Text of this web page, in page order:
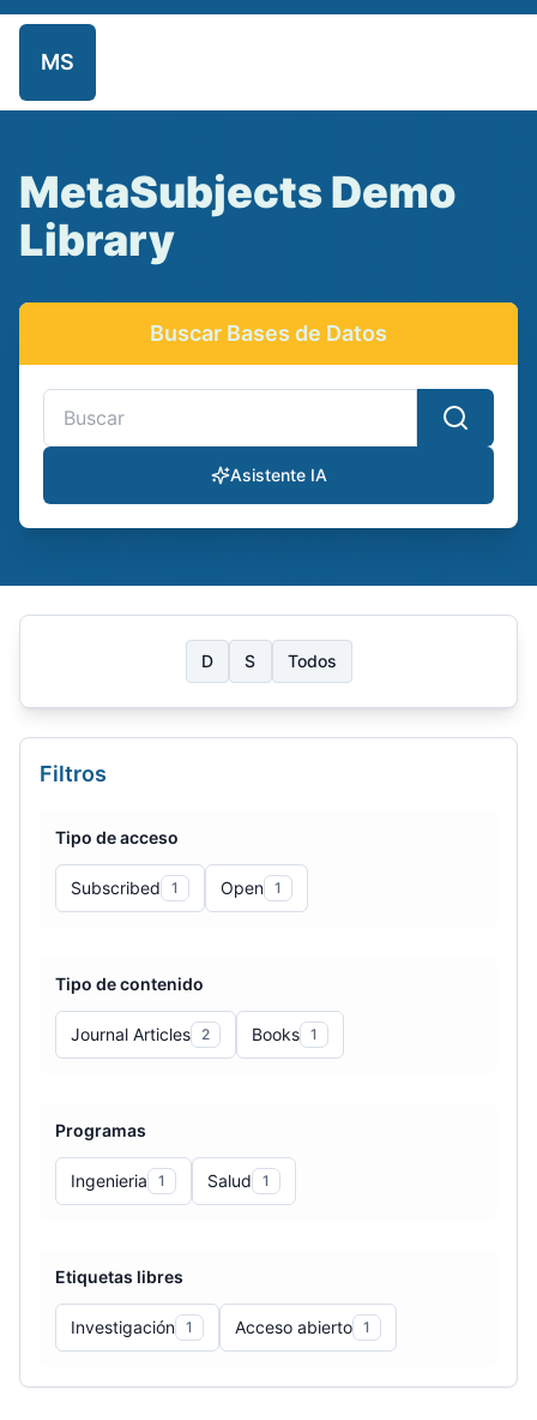
MS
Inicio Repositorio Admin
MetaSubjects Demo
Library
Buscar Bases de Datos
Buscar bases de datos y recursos electrónicos
Asistente IA
D S Todos
Filtros
Tipo de acceso
Subscribed 1 Open 1
Tipo de contenido
Journal Articles 2 Books 1
Programas
Ingenieria 1 Salud 1
Etiquetas libres
Investigación 1 Acceso abierto 1